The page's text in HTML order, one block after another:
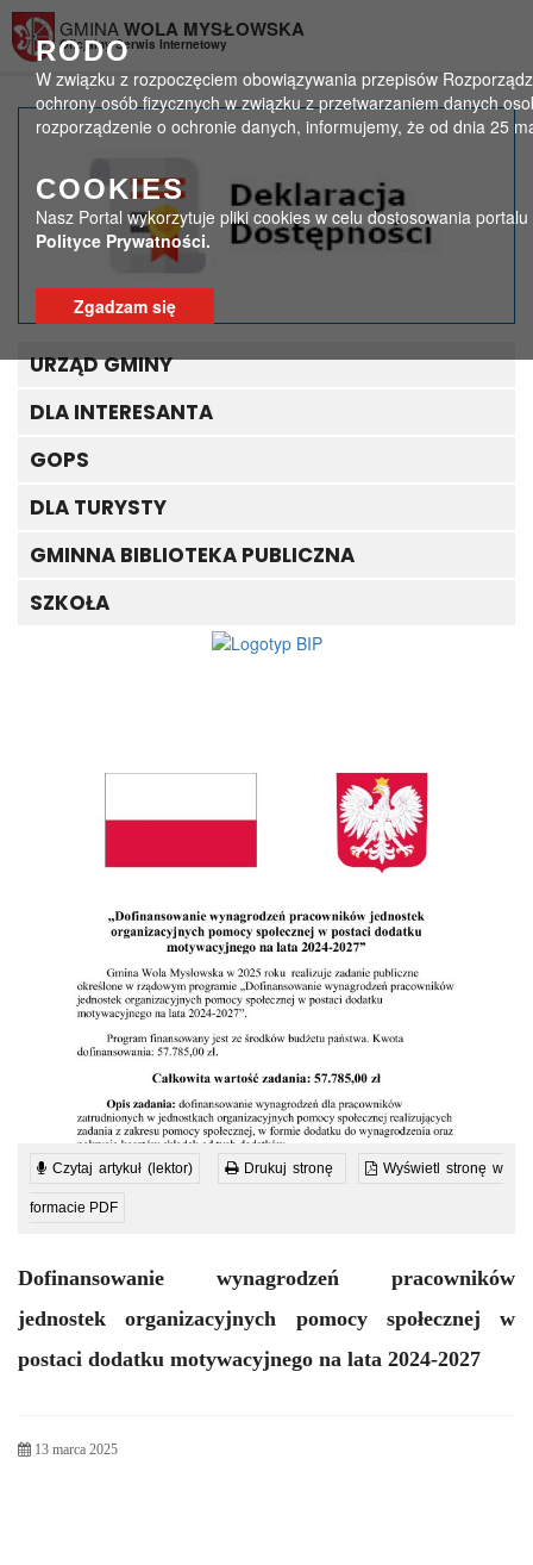
RODO
W związku z rozpoczęciem obowiązywania przepisów
ochrony osób fizycznych w związku z przetwarzaniem danych
rozporządzenie o ochronie danych, informujemy, że od dnia 25
COOKIES
Nasz Portal wykorzytuje pliki cookies w celu dostosowania
Polityce Prywatności.
Zgadzam się
GMINA WOLA MYSŁOWSKA
Oficjalny Serwis Internetowy
Dofinansowanie
wynagrodzeń
pracowników jednostek
organizacyjnych pomocy
społecznej w postaci
dodatku motywacyjnego
na lata 2024-2027
Strona główna
Dofinansowanie wynagrodzeń pracowników jednostek
organizacyjnych pomocy społecznej w postaci dodatku
URZĄD GMINY
DLA INTERESANTA
GOPS
DLA TURYSTY
GMINNA BIBLIOTEKA PUBLICZNA
SZKOŁA
Czytaj artykuł (lektor) Drukuj stronę Wyświetl stronę w
formacie PDF
Dofinansowanie wynagrodzeń pracowników
jednostek organizacyjnych pomocy społecznej w
postaci dodatku motywacyjnego na lata 2024-2027
13 marca 2025